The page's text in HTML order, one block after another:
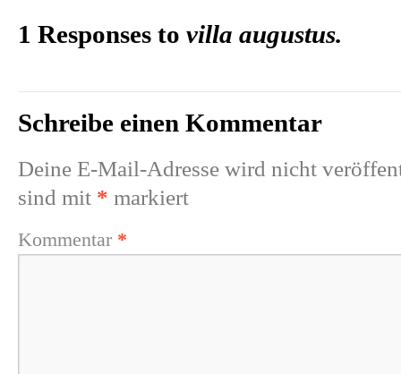
1 Responses to villa augustus.
Schreibe einen Kommentar
Deine E-Mail-Adresse wird nicht
sind mit * markiert
Kommentar *